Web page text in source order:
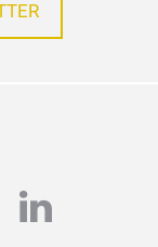
linkedin